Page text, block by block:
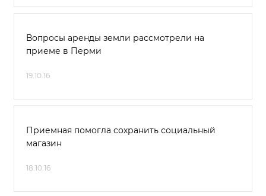
Вопросы аренды земли рассмотрели на
приеме в Перми
19.10.16
Приемная помогла сохранить социальный
магазин
18.10.16